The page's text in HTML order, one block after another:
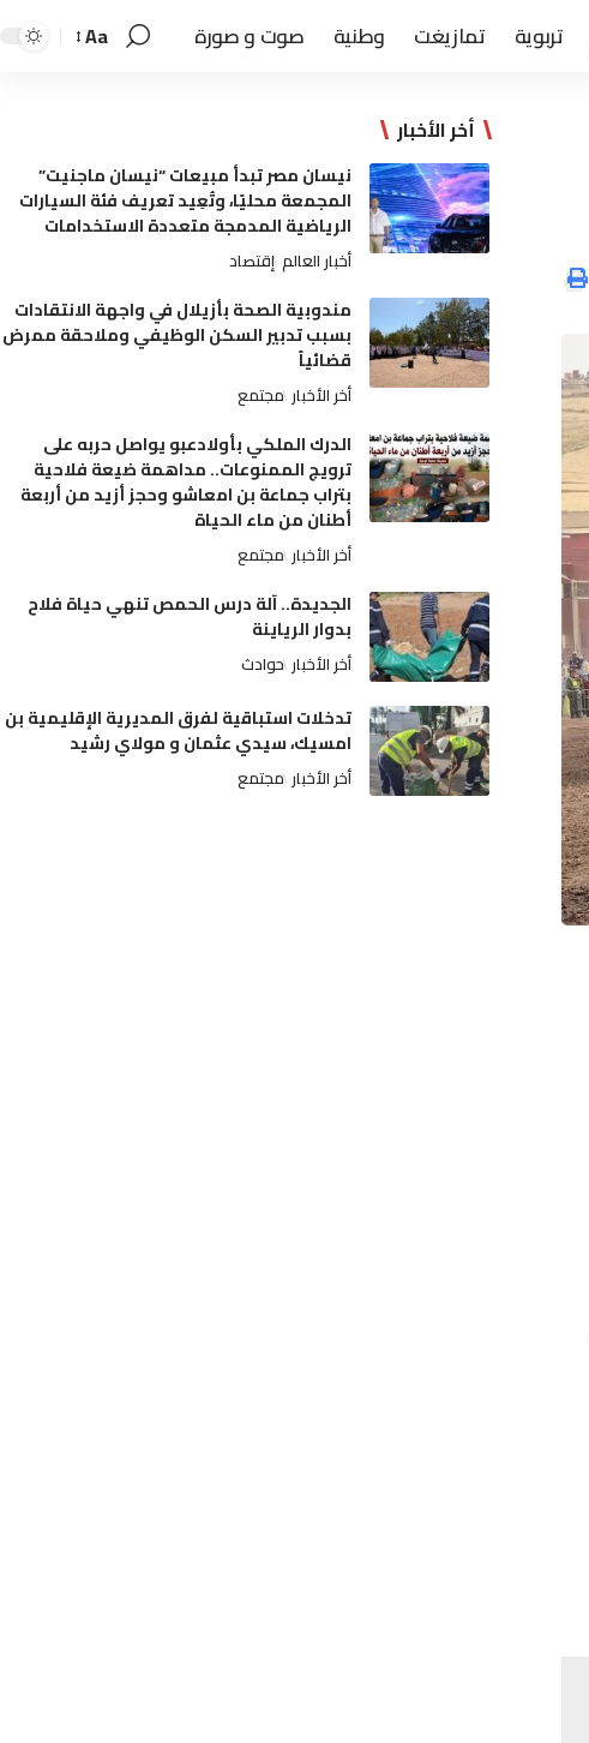
تربوية تمازيغت وطنية صوت و صورة Aa
أخر الأخبار
نيسان مصر تبدأ مبيعات “نيسان ماجنيت”
المجمعة محليًا، وتُعِيد تعريف فئة السيارات
الرياضية المدمجة متعددة الاستخدامات
أخبار العالم إقتصاد
مندوبية الصحة بأزيلال في واجهة الانتقادات
بسبب تدبير السكن الوظيفي وملاحقة ممرض
قضائياً
أخر الأخبار مجتمع
الدرك الملكي بأولادعبو يواصل حربه على
ترويج الممنوعات.. مداهمة ضيعة فلاحية
بتراب جماعة بن امعاشو وحجز أزيد من أربعة
أطنان من ماء الحياة
أخر الأخبار مجتمع
الجديدة.. آلة درس الحمص تنهي حياة فلاح
بدوار الرياينة
أخر الأخبار حوادث
تدخلات استباقية لفرق المديرية الإقليمية بن
امسيك، سيدي عثمان و مولاي رشيد
أخر الأخبار مجتمع